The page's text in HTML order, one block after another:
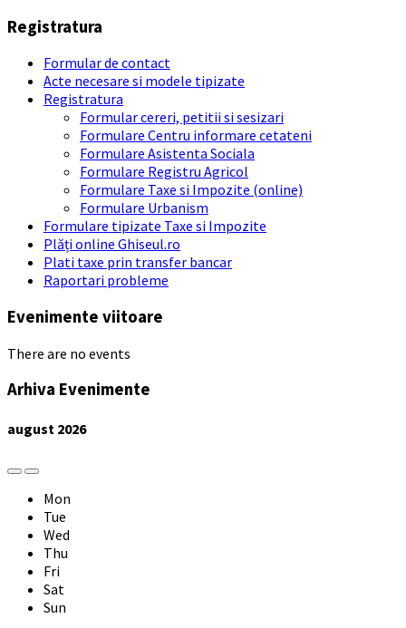
Registratura
Formular de contact
Acte necesare si modele tipizate
Registratura
Formular cereri, petitii si sesizari
Formulare Centru informare cetateni
Formulare Asistenta Sociala
Formulare Registru Agricol
Formulare Taxe si Impozite (online)
Formulare Urbanism
Formulare tipizate Taxe si Impozite
Plăți online Ghiseul.ro
Plati taxe prin transfer bancar
Raportari probleme
Evenimente viitoare
There are no events
Arhiva Evenimente
august 2026
Previous
Month
Next
Month
Mon
Tue
Wed
Thu
Fri
Sat
Sun